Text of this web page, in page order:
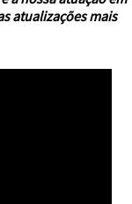
atualizações mais